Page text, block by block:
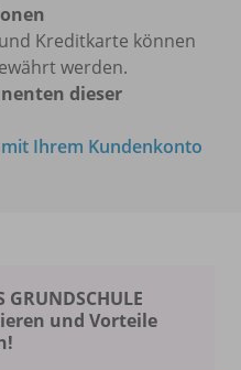
Kreditkarte können
werden.
dieser
Ihrem Kundenkonto
GRUNDSCHULE
und Vorteile